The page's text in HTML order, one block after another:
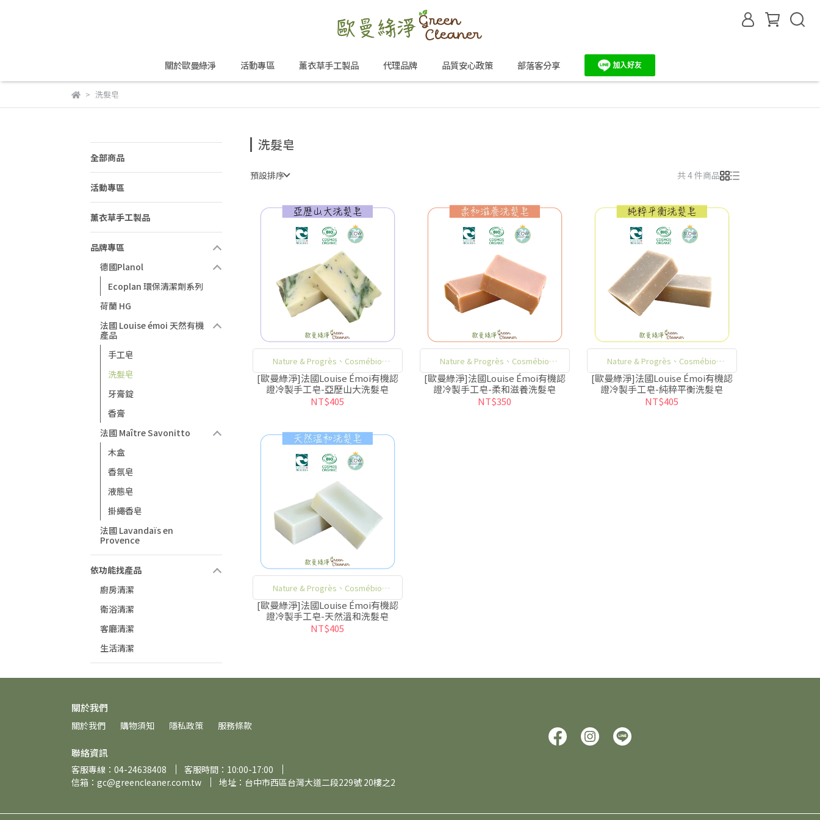
關於歐曼綠淨 活動專區 薰衣草手工製品 代理品牌 品質安心政策 部落客分享
洗髮皂
全部商品
活動專區
薰衣草手工製品
品牌專區
德國Planol
Ecoplan 環保清潔劑系列
荷蘭 HG
法國 Louise émoi 天然有機
產品
手工皂
洗髮皂
牙膏錠
香膏
法國 Maître Savonitto
木盒
香氛皂
液態皂
掛繩香皂
法國 Lavandaïs en
Provence
依功能找產品
廚房清潔
衛浴清潔
客廳清潔
生活清潔
洗髮皂
預設排序 共 4 件商品
Nature & Progrès、Cosmébio
Organic、Cosmecert，三大法國有機
保養品認證
[歐曼綠淨]法國Louise Émoi有機認
證冷製手工皂-亞歷山大洗髮皂
NT$405
Nature & Progrès、Cosmébio
Organic、Cosmecert，三大法國有機
保養品認證
[歐曼綠淨]法國Louise Émoi有機認
證冷製手工皂-柔和滋養洗髮皂
NT$350
Nature & Progrès、Cosmébio
Organic、Cosmecert，三大法國有機
保養品認證
[歐曼綠淨]法國Louise Émoi有機認
證冷製手工皂-純粹平衡洗髮皂
NT$405
Nature & Progrès、Cosmébio
Organic、Cosmecert，三大法國有機
保養品認證
[歐曼綠淨]法國Louise Émoi有機認
證冷製手工皂-天然溫和洗髮皂
NT$405
關於我們
關於我們 購物須知 隱私政策 服務條款
聯絡資訊
客服專線：04-24638408
客服時間：10:00-17:00
信箱：gc@greencleaner.com.tw
地址：台中市西區台灣大道二段229號 20樓之2